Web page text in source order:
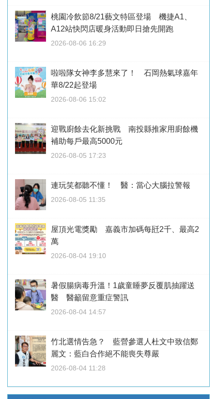
桃園冷飲節8/21藝文特區登場 機捷A1、
A12站快閃店暖身活動即日搶先開跑
2026-08-06 16:29
啦啦隊女神李多慧來了！ 石岡熱氣球嘉年
華8/22起登場
2026-08-06 15:02
迎戰廚餘去化新挑戰 南投縣推家用廚餘機
補助每戶最高5000元
2026-08-05 17:23
連玩笑都聽不懂！ 醫：當心大腦拉警報
2026-08-05 11:35
屋頂光電獎勵 嘉義市加碼每瓩2千、最高2
萬
2026-08-04 19:10
暑假腸病毒升溫！1歲童睡夢反覆肌抽躍送
醫 醫籲留意重症警訊
2026-08-04 14:57
竹北選情告急？ 藍營參選人杜文中致信鄭
麗文：藍白合作絕不能喪失尊嚴
2026-08-04 11:28